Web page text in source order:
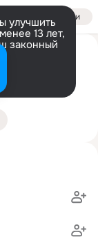
Войти
улучшить
13 лет,
законный